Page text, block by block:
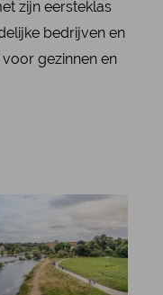
zijn eersteklas
bedrijven en
gezinnen en